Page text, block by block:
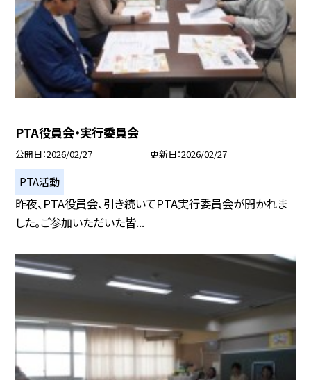
PTA役員会・実行委員会
公開日 2026/02/27 更新日 2026/02/27
PTA活動
昨夜、PTA役員会、引き続いてPTA実行委員会が開かれま
した。ご参加いただいた皆...